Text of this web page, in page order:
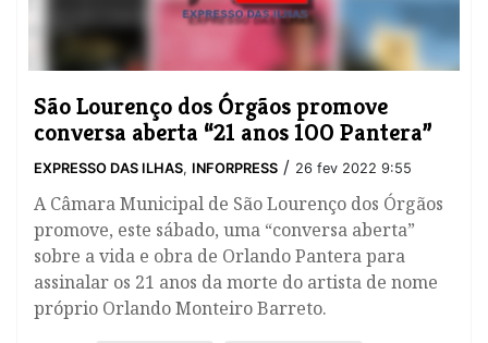
São Lourenço dos Órgãos promove
conversa aberta “21 anos 100 Pantera”
EXPRESSO DAS ILHAS, INFORPRESS / 26 fev 2022 9:55
A Câmara Municipal de São Lourenço dos Órgãos
promove, este sábado, uma “conversa aberta”
sobre a vida e obra de Orlando Pantera para
assinalar os 21 anos da morte do artista de nome
próprio Orlando Monteiro Barreto.